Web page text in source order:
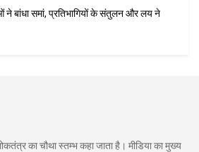
ने बांधा समां, प्रतिभागियों के संतुलन और लय ने
का चौथा स्तम्भ कहा जाता है। मीडिया का मुख्य